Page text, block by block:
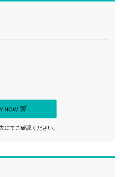
NOW
にてご確認ください。